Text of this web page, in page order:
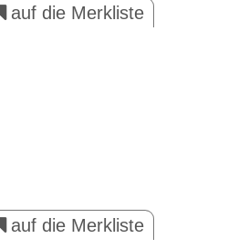
auf die Merkliste
auf die Merkliste